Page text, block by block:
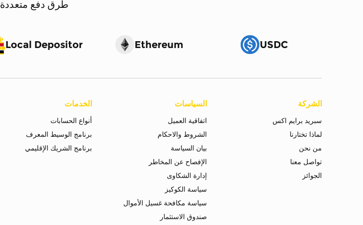
طرق دفع متعددة
Local Depositor Ethereum USDC
الشركة
سبريد برايم اكس
لماذا تختارنا
من نحن
تواصل معنا
الجوائز
السياسات
اتفاقية العميل
الشروط والاحكام
بيان السياسة
الإفصاح عن المخاطر
إدارة الشكاوى
سياسة الكوكيز
سياسة مكافحة غسيل الأموال
صندوق الاستثمار
الخدمات
أنواع الحسابات
برنامج الوسيط المعرف
برنامج الشريك الإقليمي